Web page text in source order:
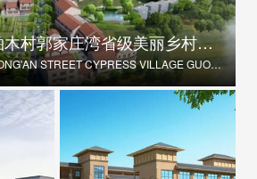
蔡甸区永安街柏木村郭家庄湾省级美丽乡村试点建设项目
CAIDIAN DISTRICT YONG'AN STREET CYPRESS VILLAGE GUOJIAZHUANG BAY PROVINCIAL BEAUTIFUL VILLAGE PILOT CONSTRUCTION PROJECT